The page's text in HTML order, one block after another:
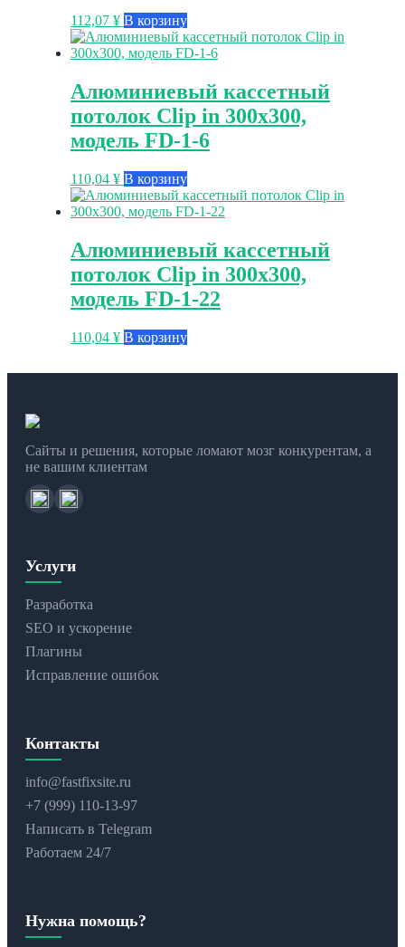
112,07 ¥ В корзину
Алюминиевый кассетный
потолок Clip in 300х300,
модель FD-1-6
110,04 ¥ В корзину
Алюминиевый кассетный
потолок Clip in 300х300,
модель FD-1-22
110,04 ¥ В корзину
Сайты и решения, которые ломают мозг конкурентам, а
не вашим клиентам
Услуги
Разработка
SEO и ускорение
Плагины
Исправление ошибок
Контакты
info@fastfixsite.ru
+7 (999) 110-13-97
Написать в Telegram
Работаем 24/7
Нужна помощь?